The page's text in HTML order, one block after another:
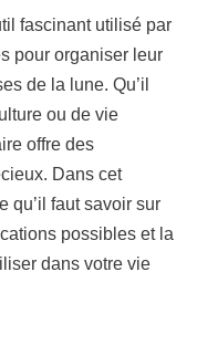
fascinant utilisé par
pour organiser leur
de la lune. Qu’il
ou de vie
offre des
Dans cet
qu’il faut savoir sur
possibles et la
dans votre vie